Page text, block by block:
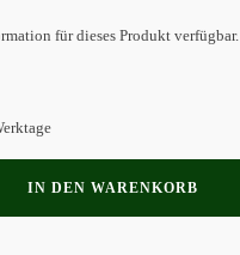
für dieses Produkt verfügbar.
IN DEN WARENKORB